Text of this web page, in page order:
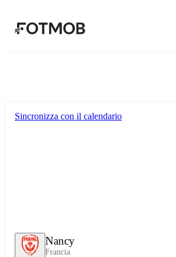
Nancy
Francia
Sincronizza con il calendario